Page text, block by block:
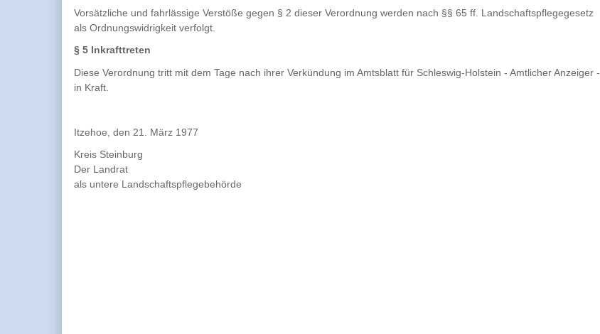
Vorsätzliche und fahrlässige Verstöße gegen § 2 dieser Verordnung werden nach §§ 65 ff. Landschaftspflegegesetz
als Ordnungswidrigkeit verfolgt.
§ 5 Inkrafttreten
Diese Verordnung tritt mit dem Tage nach ihrer Verkündung im Amtsblatt für Schleswig-Holstein - Amtlicher Anzeiger -
in Kraft.
Itzehoe, den 21. März 1977
Kreis Steinburg
Der Landrat
als untere Landschaftspflegebehörde